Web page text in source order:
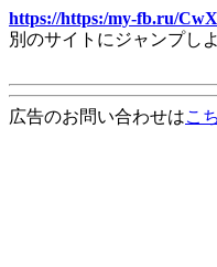
https://https:/my-fb.ru/
別のサイトにジャンプし
広告のお問い合わせはこ